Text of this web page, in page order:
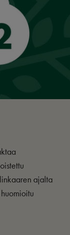
ajalta